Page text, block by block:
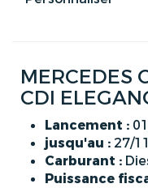
MERCEDES
CDI
Lancement :
jusqu'au : 27/
Carburant :
Puissance